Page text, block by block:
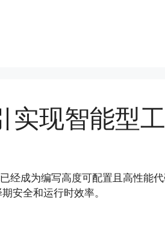
现智能型
成为编写高度可配置且高性能
安全和运行时效率。